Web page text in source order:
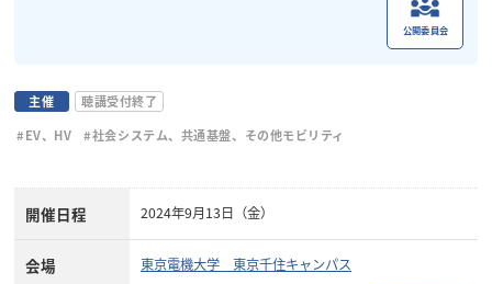
公開委員会
主催
聴講受付終了
#EV、HV
#社会システム、共通基盤、その他モビリティ
開催日程 2024年9月13日（金）
会場 東京電機大学 東京千住キャンパス